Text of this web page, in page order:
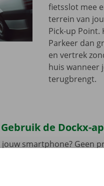
fietsslot mee
terrein van
Pick-up Point.
Parkeer dan
en vertrek
huis wanneer
terugbrengt.
de Dockx-
smartphone? Geen
bij jou past en je
je de camionette